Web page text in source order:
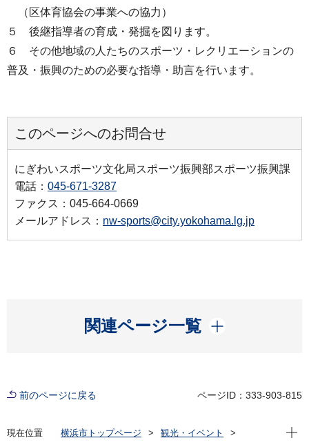
（区体育協会の事業への協力）
５ 後継指導者の育成・発掘を図ります。
６ その他地域の人たちのスポーツ・レクリエーションの
普及・振興のための必要な指導・助言を行います。
このページへのお問合せ
にぎわいスポーツ文化局スポーツ振興部スポーツ振興課
電話： 045-671-3287
ファクス：045-664-0669
メールアドレス： nw-sports@city.yokohama.lg.jp
関連ページ一覧
開く
前のページに戻る ページID：333-903-815
現在位置 横浜市トップページ
観光・イベント
現在